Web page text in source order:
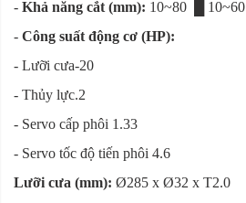
- Khả năng cắt (mm): 10~80 █ 10~60
- Công suất động cơ (HP):
- Lưỡi cưa-20
- Thủy lực.2
- Servo cấp phôi 1.33
- Servo tốc độ tiến phôi 4.6
Lưỡi cưa (mm): Ø285 x Ø32 x T2.0